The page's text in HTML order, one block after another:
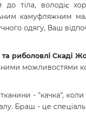
тіла, володіє
камуфляжним
одягу, Ваш
риболовлі Скаді
можливостями
- "качка",
Браш - це